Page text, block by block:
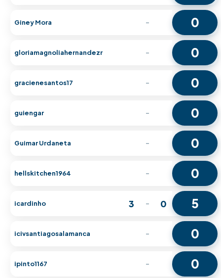
Giney Mora - 0
gloriamagnoliahernandezr - 0
gracienesantos17 - 0
guiengar - 0
Guimar Urdaneta - 0
hellskitchen1964 - 0
icardinho 3 - 0 5
icivsantiagosalamanca - 0
ipinto1167 - 0